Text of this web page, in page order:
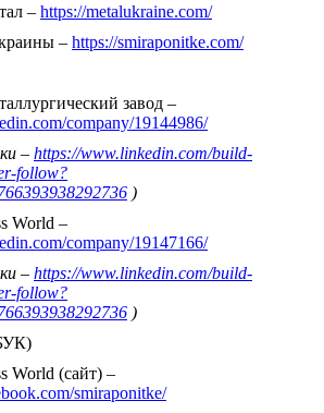
– https://metalukraine.com/
– https://smiraponitke.com/
завод –
company/19144986/
– https://www.linkedin.com/build-
follow?
)
World –
company/19147166/
– https://www.linkedin.com/build-
follow?
)
World (сайт) –
smiraponitke/